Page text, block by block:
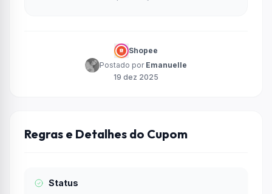
Shopee
Postado por Emanuelle
19 dez 2025
Regras e Detalhes do Cupom
Status